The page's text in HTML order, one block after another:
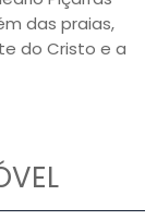
das praias,
do Cristo e a